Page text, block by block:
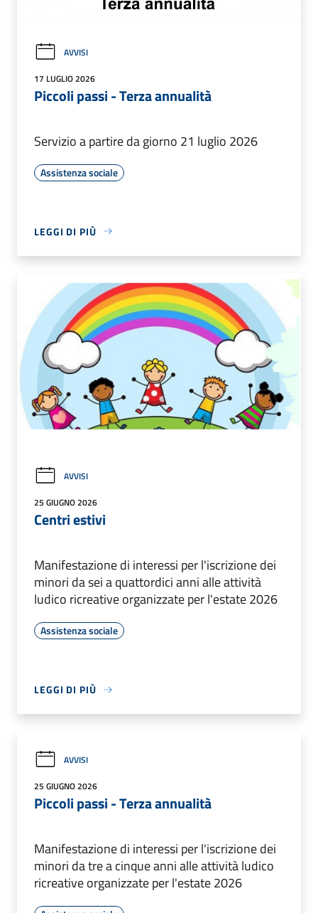
AVVISI
17 LUGLIO 2026
Piccoli passi - Terza annualità
Servizio a partire da giorno 21 luglio 2026
Assistenza sociale
LEGGI DI PIÙ
AVVISI
25 GIUGNO 2026
Centri estivi
Manifestazione di interessi per l'iscrizione dei
minori da sei a quattordici anni alle attività
ludico ricreative organizzate per l'estate 2026
Assistenza sociale
LEGGI DI PIÙ
AVVISI
25 GIUGNO 2026
Piccoli passi - Terza annualità
Manifestazione di interessi per l'iscrizione dei
minori da tre a cinque anni alle attività ludico
ricreative organizzate per l'estate 2026